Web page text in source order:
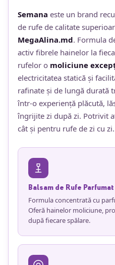
Semana este un brand
de rufe de calitate
MegaAlina.md. Formula
activ fibrele hainelor la
rufelor o moliciune
electricitatea statică și
rafinate și de lungă durată
într-o experiență plăcută,
îngrijite zi după zi. Potrivit
cât și pentru rufe de zi cu zi.
Balsam de Rufe Parfumat
Formula concentrată cu
Oferă hainelor moliciune,
după fiecare spălare.